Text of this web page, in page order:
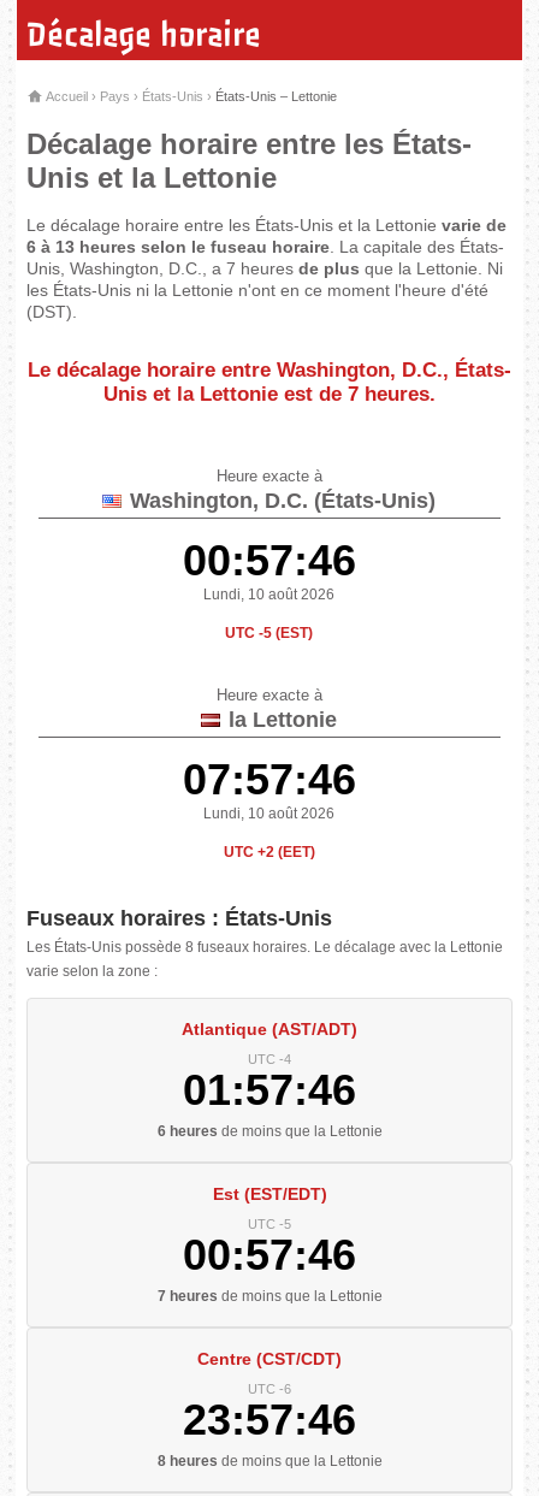
Décalage horaire
Accueil › Pays › États-Unis › États-Unis – Lettonie
Décalage horaire entre les États-
Unis et la Lettonie
Le décalage horaire entre les États-Unis et la Lettonievarie de
6 à 13 heures selon le fuseau horaire . La capitale des États-
Unis, Washington, D.C., a 7 heuresde plus que la Lettonie. Ni
les États-Unis ni la Lettonie n'ont en ce moment l'heure d'été
(DST).
Le décalage horaire entre Washington, D.C., États-
Unis et la Lettonie est de 7 heures.
Heure exacte à
Washington, D.C. (États-Unis)
00:57:47
Lundi, 10 août 2026
UTC -5 (EST)
Heure exacte à
la Lettonie
07:57:47
Lundi, 10 août 2026
UTC +2 (EET)
Fuseaux horaires : États-Unis
Les États-Unis possède 8 fuseaux horaires. Le décalage avec la Lettonie
varie selon la zone :
Atlantique (AST/ADT)
UTC -4
01:57:47
6 heures de moins que la Lettonie
Est (EST/EDT)
UTC -5
00:57:47
7 heures de moins que la Lettonie
Centre (CST/CDT)
UTC -6
23:57:47
8 heures de moins que la Lettonie